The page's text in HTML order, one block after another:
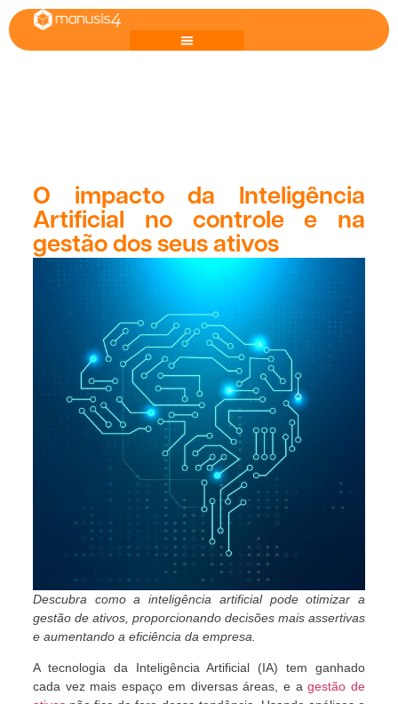
O impacto da Inteligência
Artificial no controle e na
gestão dos seus ativos
Descubra como a inteligência artificial pode otimizar a
gestão de ativos, proporcionando decisões mais assertivas
e aumentando a eficiência da empresa.
A tecnologia da Inteligência Artificial (IA) tem ganhado
cada vez mais espaço em diversas áreas, e agestão de